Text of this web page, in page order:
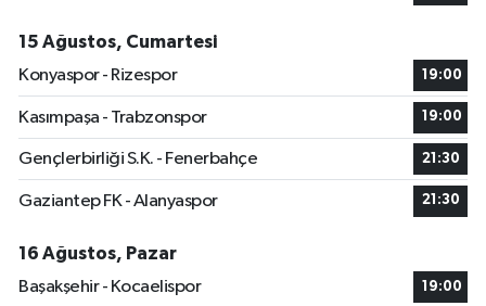
15 Ağustos, Cumartesi
Konyaspor - Rizespor
19:00
Kasımpaşa - Trabzonspor 19:00
Gençlerbirliği S.K. - Fenerbahçe 21:30
Gaziantep FK - Alanyaspor 21:30
16 Ağustos, Pazar
Başakşehir - Kocaelispor
19:00